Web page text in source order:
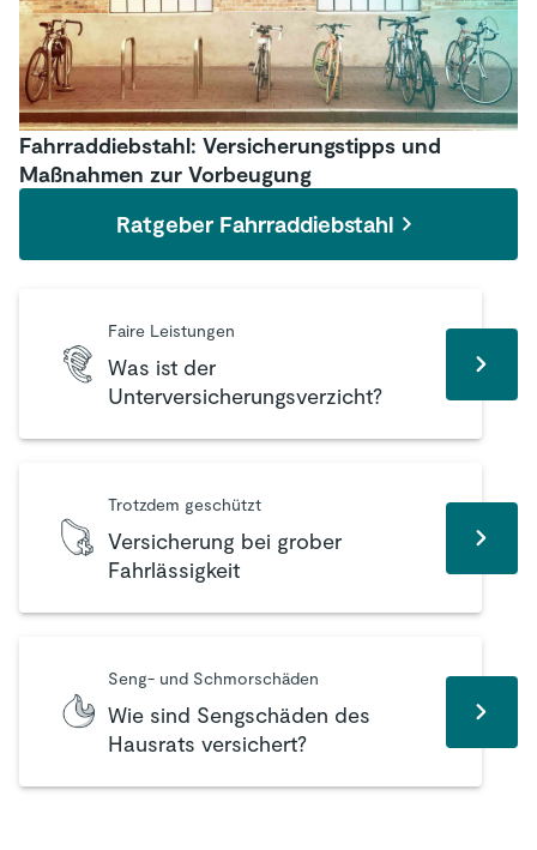
Fahrraddiebstahl: Versicherungstipps und
Maßnahmen zur Vorbeugung
Ratgeber Fahrraddiebstahl
Faire Leistungen
Was ist der
Unterversicherungsverzicht?
Trotzdem geschützt
Versicherung bei grober
Fahrlässigkeit
Seng- und Schmorschäden
Wie sind Sengschäden des
Hausrats versichert?